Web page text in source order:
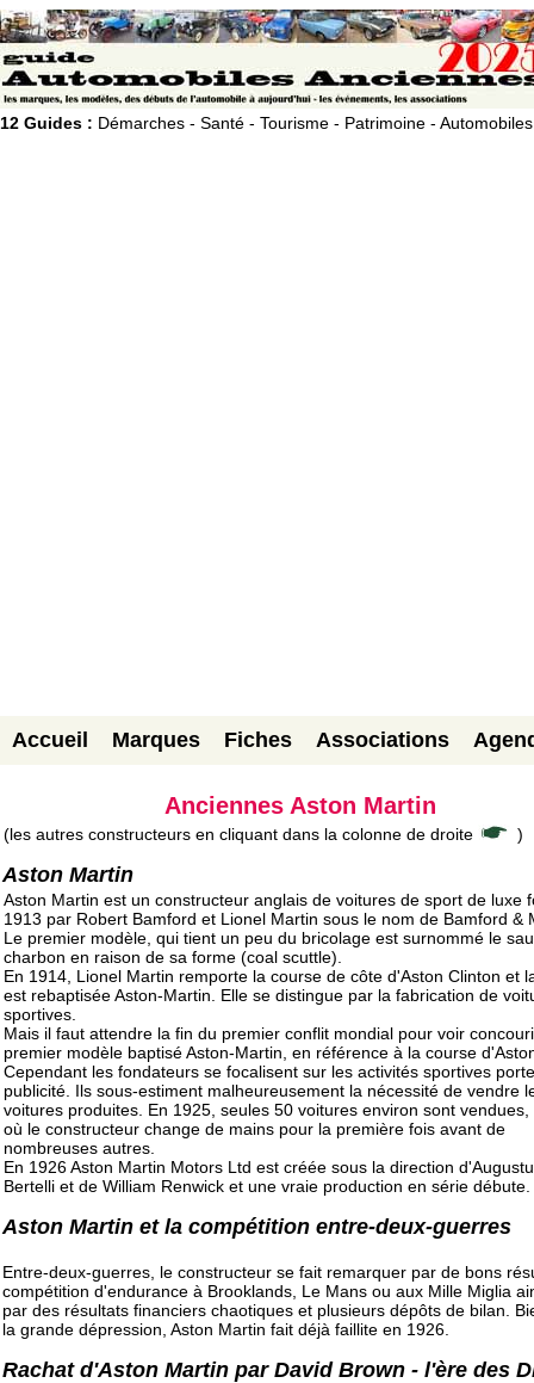
12 Guides : Démarches - Santé - Tourisme - Patrimoine - Automobiles
Accueil Marques Fiches Associations
Anciennes Aston Martin
(les autres constructeurs en cliquant dans la colonne de droite )
Aston Martin
Aston Martin est un constructeur anglais de voitures de sport de luxe
1913 par Robert Bamford et Lionel Martin sous le nom de Bamford &
Le premier modèle, qui tient un peu du bricolage est surnommé le
charbon en raison de sa forme (coal scuttle).
En 1914, Lionel Martin remporte la course de côte d'Aston Clinton et
est rebaptisée Aston-Martin. Elle se distingue par la fabrication de
sportives.
Mais il faut attendre la fin du premier conflit mondial pour voir
premier modèle baptisé Aston-Martin, en référence à la course
Cependant les fondateurs se focalisent sur les activités sportives
publicité. Ils sous-estiment malheureusement la nécessité de vendre
voitures produites. En 1925, seules 50 voitures environ sont vendues,
où le constructeur change de mains pour la première fois avant de
nombreuses autres.
En 1926 Aston Martin Motors Ltd est créée sous la direction
Bertelli et de William Renwick et une vraie production en série débute.
Aston Martin et la compétition entre-deux-guerres
Entre-deux-guerres, le constructeur se fait remarquer par de bons
compétition d'endurance à Brooklands, Le Mans ou aux Mille Miglia
par des résultats financiers chaotiques et plusieurs dépôts de bilan.
la grande dépression, Aston Martin fait déjà faillite en 1926.
Rachat d'Aston Martin par David Brown - l'ère des